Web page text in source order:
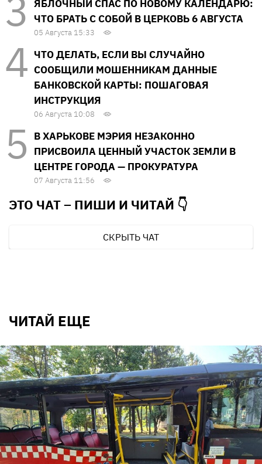
ЯБЛОЧНЫЙ СПАС ПО НОВОМУ КАЛЕНДАРЮ:
ЧТО БРАТЬ С СОБОЙ В ЦЕРКОВЬ 6 АВГУСТА
05 Августа 15:33
ЧТО ДЕЛАТЬ, ЕСЛИ ВЫ СЛУЧАЙНО
СООБЩИЛИ МОШЕННИКАМ ДАННЫЕ
БАНКОВСКОЙ КАРТЫ: ПОШАГОВАЯ
ИНСТРУКЦИЯ
06 Августа 10:08
В ХАРЬКОВЕ МЭРИЯ НЕЗАКОННО
ПРИСВОИЛА ЦЕННЫЙ УЧАСТОК ЗЕМЛИ В
ЦЕНТРЕ ГОРОДА — ПРОКУРАТУРА
07 Августа 11:56
ЭТО ЧАТ – ПИШИ И ЧИТАЙ 👇
СКРЫТЬ ЧАТ
ЧИТАЙ ЕЩЕ